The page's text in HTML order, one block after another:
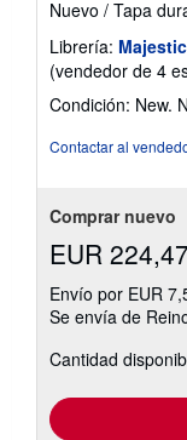
Nuevo / Tapa
Librería:
(vendedor de 4
Condición: New.
Contactar al
Comprar nuevo
EUR 224,47
Envío por EUR
Se envía de
Cantidad